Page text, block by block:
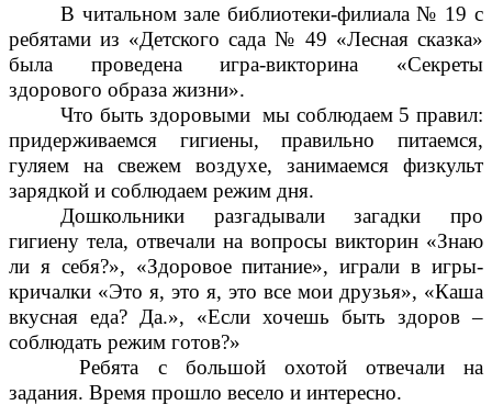
В читальном зале библиотеки-филиала № 19 с
ребятами из «Детского сада № 49 «Лесная сказка»
была проведена игра-викторина «Секреты
здорового образа жизни».
Что быть здоровыми мы соблюдаем 5 правил:
придерживаемся гигиены, правильно питаемся,
гуляем на свежем воздухе, занимаемся физкульт
зарядкой и соблюдаем режим дня.
Дошкольники разгадывали загадки про
гигиену тела, отвечали на вопросы викторин «Знаю
ли я себя?», «Здоровое питание», играли в игры-
кричалки «Это я, это я, это все мои друзья», «Каша
вкусная еда? Да.», «Если хочешь быть здоров –
соблюдать режим готов?»
Ребята с большой охотой отвечали на
задания. Время прошло весело и интересно.